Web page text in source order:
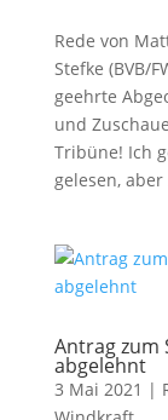
Rede von
Stefke (BVB/
geehrte
und
Tribüne! Ich
gelesen, aber
Antrag zum
abgelehnt
3 Mai 2021 |